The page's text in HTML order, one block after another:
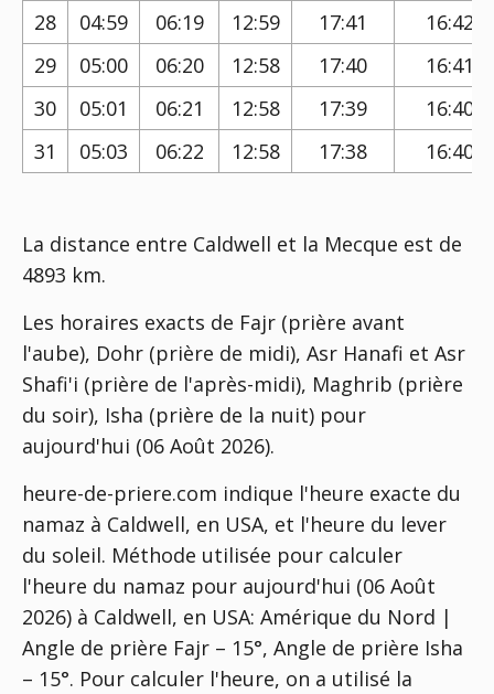
28
04:59 06:19 12:59 17:41
16:42
29
05:00 06:20 12:58 17:40
16:41
30
05:01 06:21 12:58 17:39
16:40
31
05:03 06:22 12:58 17:38 16:40
La distance entre Caldwell et la Mecque est de
4893 km.
Les horaires exacts de Fajr (prière avant
l'aube), Dohr (prière de midi), Asr Hanafi et Asr
Shafi'i (prière de l'après-midi), Maghrib (prière
du soir), Isha (prière de la nuit) pour
aujourd'hui (06 Août 2026).
heure-de-priere.com indique l'heure exacte du
namaz à Caldwell, en USA, et l'heure du lever
du soleil. Méthode utilisée pour calculer
l'heure du namaz pour aujourd'hui (06 Août
2026) à Caldwell, en USA: Amérique du Nord |
Angle de prière Fajr – 15°, Angle de prière Isha
– 15°. Pour calculer l'heure, on a utilisé la